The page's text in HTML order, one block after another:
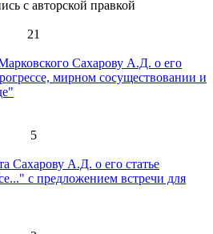
с авторской правкой
21
Сахарову А.Д. о его
мирном сосуществовании и
5
Сахарову А.Д. о его статье
с предложением встречи для